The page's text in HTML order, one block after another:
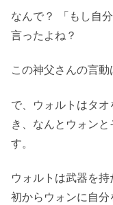
なんで？ 「もし自
言ったよね？
この神父さんの言動
で、ウォルトはタ
き、なんとウォン
す。
ウォルトは武器を
初からウォンに自